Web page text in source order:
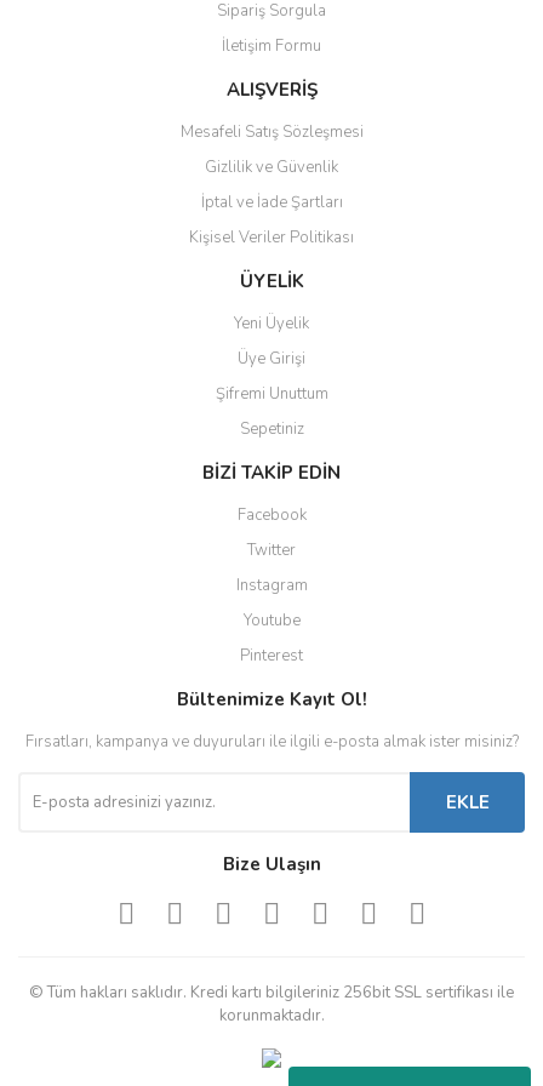
Ürün bilgilerinde hatalar bulunuyor.
Ürün fiyatı diğer sitelerden daha pahalı.
Bu ürüne benzer farklı alternatifler olmalı.
Gönder
Sipariş Sorgula
İletişim Formu
ALIŞVERİŞ
Mesafeli Satış Sözleşmesi
Gizlilik ve Güvenlik
İptal ve İade Şartları
Kişisel Veriler Politikası
ÜYELİK
Yeni Üyelik
Üye Girişi
Şifremi Unuttum
Sepetiniz
BİZİ TAKİP EDİN
Facebook
Twitter
Instagram
Youtube
Pinterest
Bültenimize Kayıt Ol!
Fırsatları, kampanya ve duyuruları ile ilgili e-posta almak ister misiniz?
EKLE
Bize Ulaşın
© Tüm hakları saklıdır. Kredi kartı bilgileriniz 256bit SSL sertifikası ile
korunmaktadır.